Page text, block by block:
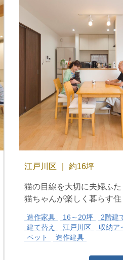
江戸川区 ｜ 約16坪
猫の目線を大切に夫婦ふ
猫ちゃんが楽しく暮らす住
造作家具 16～20坪 2階建
建て替え
江戸川区
収納ア
ペット
造作建具